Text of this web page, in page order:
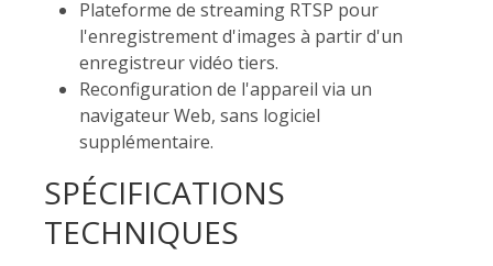
Plateforme de streaming RTSP pour
l'enregistrement d'images à partir d'un
enregistreur vidéo tiers.
Reconfiguration de l'appareil via un
navigateur Web, sans logiciel
supplémentaire.
SPÉCIFICATIONS
TECHNIQUES